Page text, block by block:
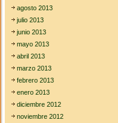
agosto 2013
julio 2013
junio 2013
mayo 2013
abril 2013
marzo 2013
febrero 2013
enero 2013
diciembre 2012
noviembre 2012